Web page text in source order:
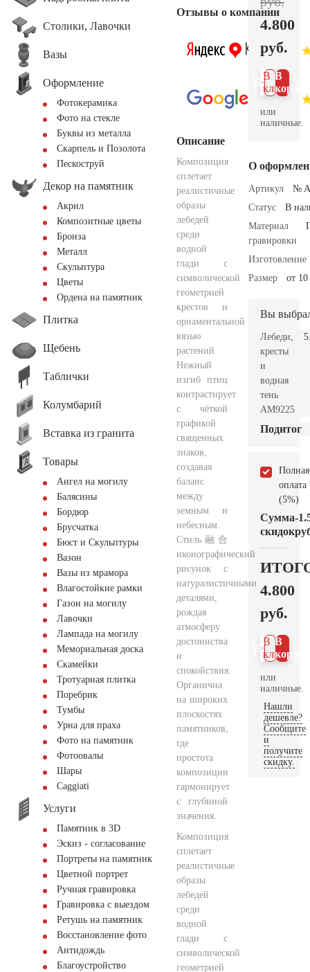
Столики, Лавочки
Вазы
Оформление
Фотокерамика
Фото на стекле
Буквы из металла
Скарпель и Позолота
Пескоструй
Декор на памятник
Акрил
Композитные цветы
Бронза
Металл
Скульптура
Цветы
Ордена на памятник
Плитка
Щебень
Таблички
Колумбарий
Вставка из гранита
Товары
Ангел на могилу
Балясины
Бордюр
Брусчатка
Бюст и Скульптуры
Вазон
Вазы из мрамора
Влагостойкие рамки
Газон на могилу
Лавочки
Лампада на могилу
Мемориальная доска
Скамейки
Тротуарная плитка
Поребрик
Тумбы
Урна для праха
Фото на памятник
Фотоовалы
Шары
Сaggiati
Услуги
Памятник в 3D
Эскиз - согласование
Портреты на памятник
Цветной портрет
Ручная гравировка
Гравировка с выездом
Ретушь на памятник
Восстановление фото
Антидождь
Благоустройство
Отзывы о компании
Описание
Композиция
сплетает
реалистичные
образы
лебедей
среди
водной
глади с
символической
геометрией
крестов и
орнаментальной
вязью
растений.
Нежный
изгиб птиц
контрастирует
с чёткой
графикой
священных
знаков,
создавая
баланс
между
земным и
небесным.
Стиль融合
иконографический
рисунок с
натуралистичными
деталями,
рождая
атмосферу
достоинства
и
спокойствия.
Органична
на широких
плоскостях
памятников,
где
простота
композиции
гармонирует
с глубиной
значения.
Композиция
сплетает
реалистичные
образы
лебедей
среди
водной
глади с
символической
геометрией
4.800
руб.
В
В 1
клик
или
наличные.
О
Артикул
№
Статус
В
Материал
гравировки
Изготовление
Размер
от
Вы
Лебеди,
кресты
и
водная
тень
AM9225
Подитог
Полная
оплата
(5%)
Сумма
скидок
-
4.800
руб.
В
В 1
клик
или
наличные.
Нашли
дешевле?
Сообщите
и
получите
скидку.